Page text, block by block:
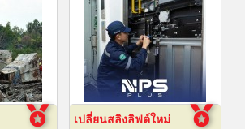
เปลี่ยนสลิงลิฟต์ใหม่